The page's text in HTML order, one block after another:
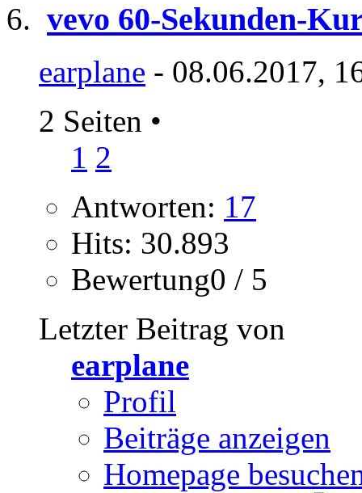
vevo 60-Sekunden-
earplane - 08.06.2017,
2 Seiten •
1 2
Antworten: 17
Hits: 30.893
Bewertung0 / 5
Letzter Beitrag von
earplane
Profil
Beiträge anzeigen
Homepage